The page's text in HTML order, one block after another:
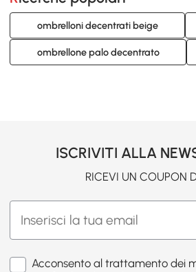
ombrelloni decentrati beige
ombrellone palo decentrato
ISCRIVITI ALLA
RICEVI UN COUPON
Acconsento al trattamento dei